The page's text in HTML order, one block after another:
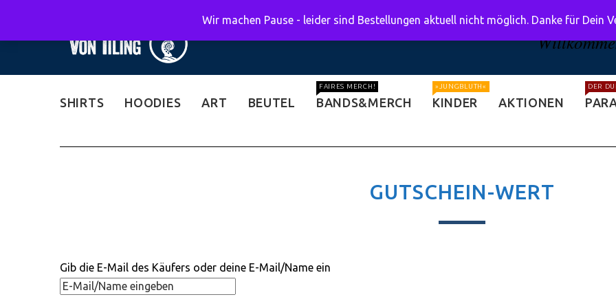
SHIRTS HOODIES ART BEUTEL BANDS&MERCH
FAIRES MERCH!
KINDER
»JUNGBLUTH«
AKTIONEN
DER
GUTSCHEIN-WERT
Gib die E-Mail des Käufers oder deine E-Mail/Name ein
Wir machen Pause - leider sind Bestellungen aktuell nicht möglich. Danke für Dein